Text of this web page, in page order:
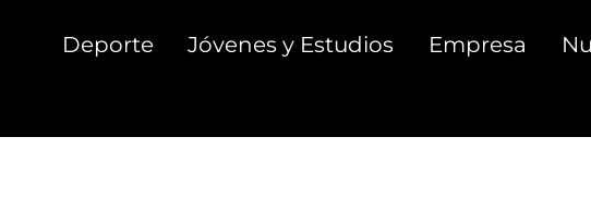
Deporte Jóvenes y Estudios Empresa